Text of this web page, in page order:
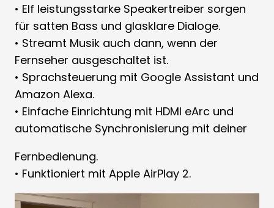
• Elf leistungsstarke Speakertreiber sorgen
für satten Bass und glasklare Dialoge.
• Streamt Musik auch dann, wenn der
Fernseher ausgeschaltet ist.
• Sprachsteuerung mit Google Assistant und
Amazon Alexa.
• Einfache Einrichtung mit HDMI eArc und
automatische Synchronisierung mit deiner
Fernbedienung.
• Funktioniert mit Apple AirPlay 2.